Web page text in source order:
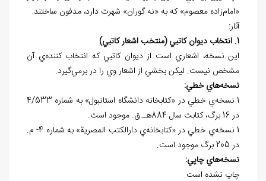
«امام‌زاده معصوم» که به «نه گوران» شهرت دارد، مدفون ساختند.
آثار:
1. انتخاب ديوان کاتبي (منتخب اشعار کاتبي)
اين نسخه، اشعاري است از ديوان کاتبي که انتخاب کننده‌ي آن
مشخص نيست. ليکن بخشي از اشعار وي را در برمي‌گيرد.
نسخههاي خطي:
1 نسخه‌ي خطي در «کتابخانه دانشگاه استانبول» به شماره 4/533
در 16 برگ، کتابت سال 884هـ.ق. موجود است.
1 نسخه‌ي خطي در «کتابخانه‌ي دارالکتب المصرية» به شماره 4- م.
در 205 برگ موجود است.
نسخههاي چاپي:
چاپ نشده است.